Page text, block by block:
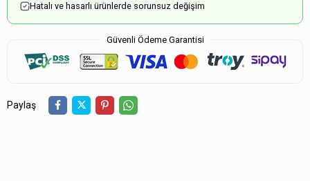
Hatalı ve hasarlı ürünlerde sorunsuz değişim
Güvenli Ödeme Garantisi
Paylaş